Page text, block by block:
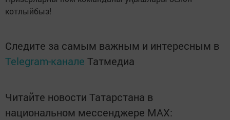
котлыйбыз!
Следите за самым важным и интересным в
Telegram-канале Татмедиа
Читайте новости Татарстана в
национальном мессенджере MАХ: